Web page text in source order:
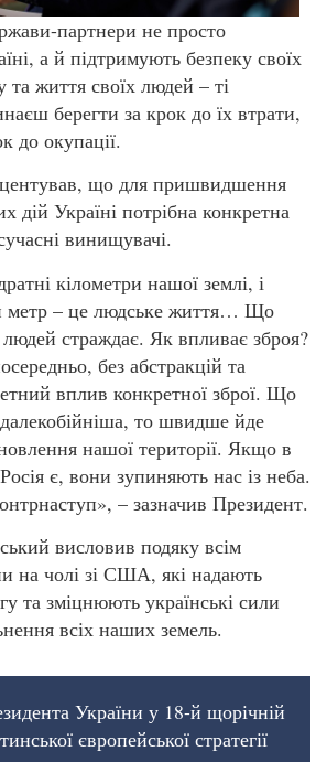
партнери не просто
а й підтримують безпеку своїх
та життя своїх людей – ті
берегти за крок до їх втрати,
до окупації.
що для пришвидшення
дій Україні потрібна конкретна
винищувачі.
кілометри нашої землі, і
метр – це людське життя… Що
страждає. Як впливає зброя?
без абстракцій та
вплив конкретної зброї. Що
то швидше йде
нашої території. Якщо в
є, вони зупиняють нас із неба.
– зазначив Президент.
висловив подяку всім
на чолі зі США, які надають
та зміцнюють українські сили
всіх наших земель.
України у 18-й щорічній
європейської стратегії